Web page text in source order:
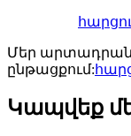
Մեր
ընթացքում:
Կապվեք